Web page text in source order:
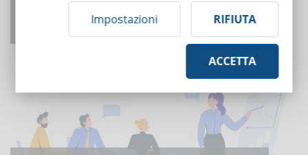
Impostazioni RIFIUTA
ACCETTA